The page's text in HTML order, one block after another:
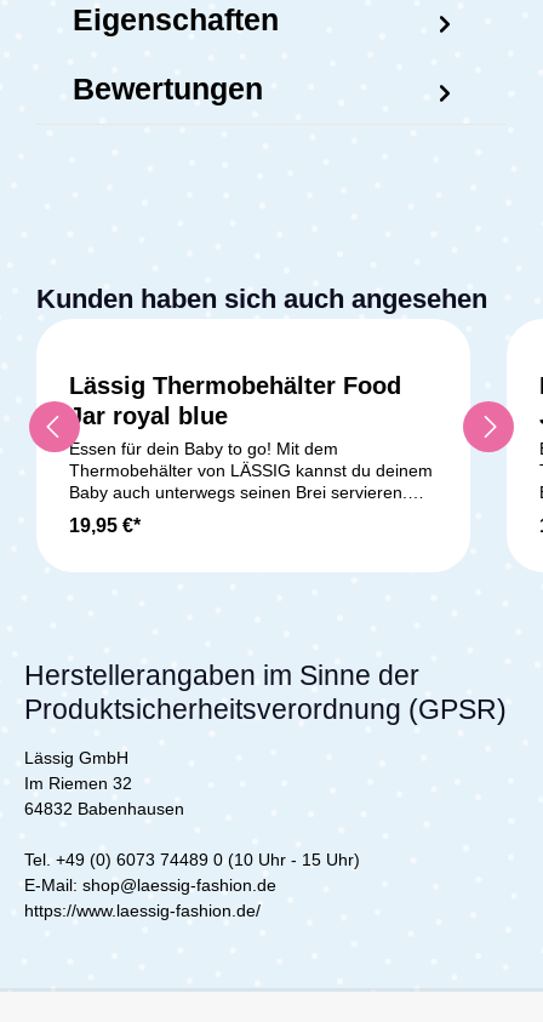
Eigenschaften
Bewertungen
Kunden haben sich auch angesehen
Lässig Thermobehälter Food
Jar royal blue
Essen für dein Baby to go! Mit dem
Thermobehälter von LÄSSIG kannst du deinem
Baby auch unterwegs seinen Brei servieren.
Der doppelwandige Thermobehälter aus
Edelstahl ist perfekt für warme und kalte
Silikonring,der dafür sorgt, dass nichts
Lieferumfang: 1x LÄSSIG Thermobehälter aus
Edelstahl
19,95 €*
Herstellerangaben im Sinne der
Produktsicherheitsverordnung (GPSR)
Lässig GmbH
Im Riemen 32
64832 Babenhausen
Tel. +49 (0) 6073 74489 0 (10 Uhr - 15 Uhr)
E-Mail: shop@laessig-fashion.de
https://www.laessig-fashion.de/